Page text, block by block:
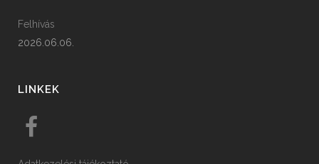
Felhívás
2026.06.06.
LINKEK